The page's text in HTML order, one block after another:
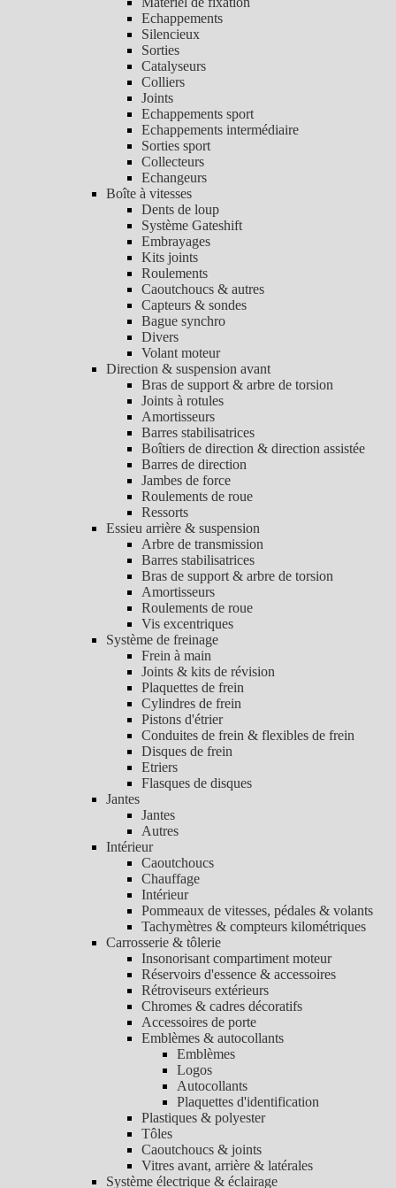
Echappements
Silencieux
Sorties
Catalyseurs
Colliers
Joints
Echappements sport
Echappements intermédiaire
Sorties sport
Collecteurs
Echangeurs
Boîte à vitesses
Dents de loup
Système Gateshift
Embrayages
Kits joints
Roulements
Caoutchoucs & autres
Capteurs & sondes
Bague synchro
Divers
Volant moteur
Direction & suspension avant
Bras de support & arbre de torsion
Joints à rotules
Amortisseurs
Barres stabilisatrices
Boîtiers de direction & direction assistée
Barres de direction
Jambes de force
Roulements de roue
Ressorts
Essieu arrière & suspension
Arbre de transmission
Barres stabilisatrices
Bras de support & arbre de torsion
Amortisseurs
Roulements de roue
Vis excentriques
Système de freinage
Frein à main
Joints & kits de révision
Plaquettes de frein
Cylindres de frein
Pistons d'étrier
Conduites de frein & flexibles de frein
Disques de frein
Etriers
Flasques de disques
Jantes
Jantes
Autres
Intérieur
Caoutchoucs
Chauffage
Intérieur
Pommeaux de vitesses, pédales & volants
Tachymètres & compteurs kilométriques
Carrosserie & tôlerie
Insonorisant compartiment moteur
Réservoirs d'essence & accessoires
Rétroviseurs extérieurs
Chromes & cadres décoratifs
Accessoires de porte
Emblèmes & autocollants
Emblèmes
Logos
Autocollants
Plaquettes d'identification
Plastiques & polyester
Tôles
Caoutchoucs & joints
Vitres avant, arrière & latérales
Système électrique & éclairage